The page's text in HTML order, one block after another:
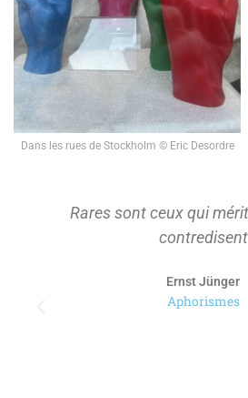
Dans les rues de Stockholm © Eric Desordre
Rares sont ceux qui
contredisent
Ernst Jünger
Aphorismes